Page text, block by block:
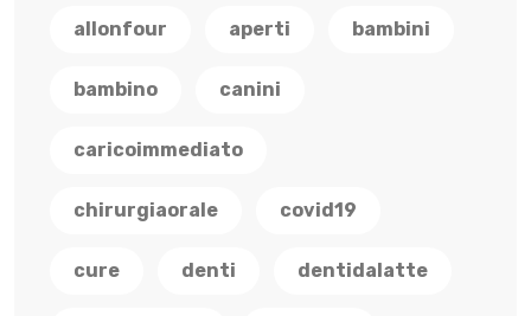
allonfour aperti bambini
bambino canini
caricoimmediato
chirurgiaorale covid19
cure denti dentidalatte